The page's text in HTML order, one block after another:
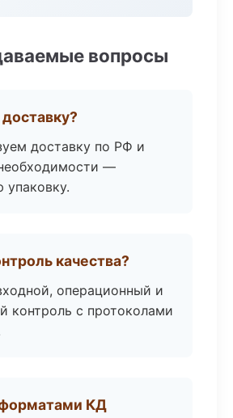
вопросы
доставку по РФ и
—
упаковку.
качества?
операционный и
контроль с протоколами
КД